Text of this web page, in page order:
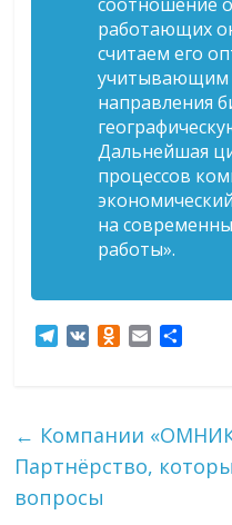
работающих
считаем его
учитывающим
направления
Дальнейшая
процессов
на
работы».
T
r
a
m
V
O
l
a
E
а
в
и
← Компании
Партнёрство,
вопросы